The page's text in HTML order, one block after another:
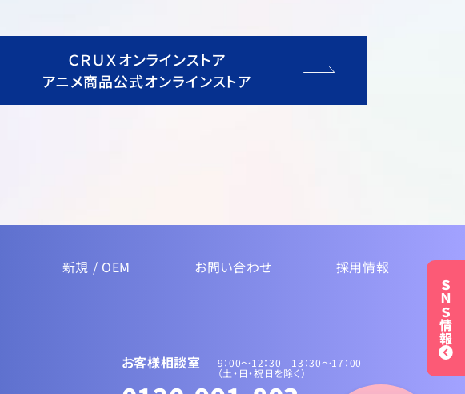
ＳＮＳ情報
ＣＲＵＸオンラインストア
アニメ商品公式オンラインストア
新規 / OEM お問い合わせ 採用情報
お客様相談室 9：00～12：30 13：30〜17：00
（土・日・祝日を除く）